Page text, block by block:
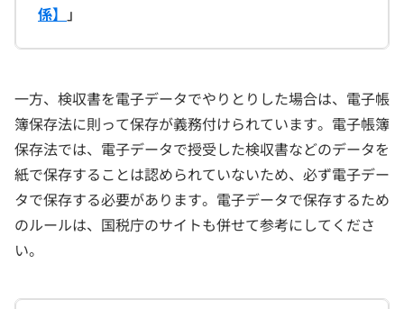
係】 」
一方、検収書を電子データでやりとりした場合は、電子帳
簿保存法に則って保存が義務付けられています。電子帳簿
保存法では、電子データで授受した検収書などのデータを
紙で保存することは認められていないため、必ず電子デー
タで保存する必要があります。電子データで保存するため
のルールは、国税庁のサイトも併せて参考にしてくださ
い。